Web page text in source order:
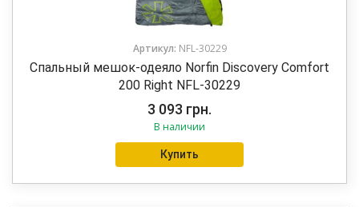
Артикул: NFL-30229
Спальный мешок-одеяло Norfin Discovery Comfort
200 Right NFL-30229
3 093 грн.
В наличии
Купить